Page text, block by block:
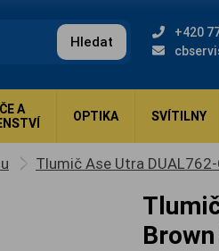
Hledat
+420
A
OPTIKA SVÍTILNY
Tlumič Ase Utra
Tlumič Ase Utra DUAL762-QM2, Coyote